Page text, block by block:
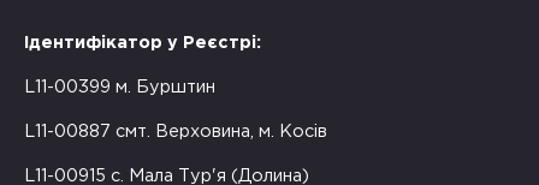
Ідентифікатор у Реєстрі:
L11-00399 м. Бурштин
L11-00887 смт. Верховина, м. Косів
L11-00915 с. Мала Тур'я (Долина)